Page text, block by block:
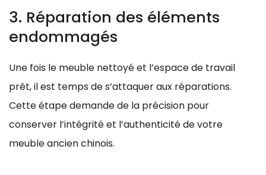
3. Réparation des éléments
endommagés
Une fois le meuble nettoyé et l’espace de travail
prêt, il est temps de s’attaquer aux réparations.
Cette étape demande de la précision pour
conserver l’intégrité et l’authenticité de votre
meuble ancien chinois.